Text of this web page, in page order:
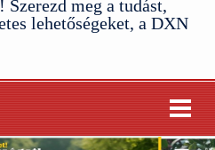
Szerezd meg a tudást,
lehetőségeket, a DXN